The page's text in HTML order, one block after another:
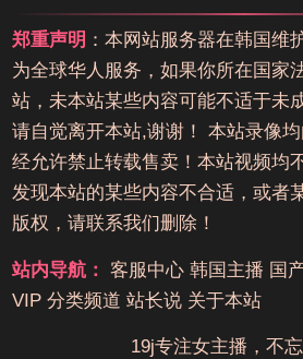
郑重声明 ：本网站服务器在韩国维
为全球华人服务，如果你所在国家
站，未本站某些内容可能不适于未
请自觉离开本站,谢谢！ 本站录像
经允许禁止转载售卖！本站视频均
发现本站的某些内容不合适，或者
版权，请联系我们删除！
站内导航： 客服中心 韩国主播 国
VIP 分类频道 站长说 关于本站
19j专注女主播，不忘